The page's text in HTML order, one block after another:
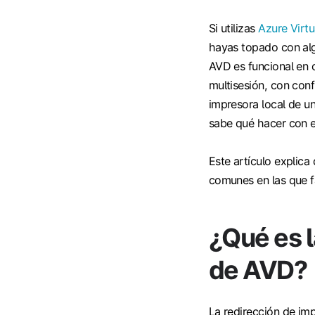
Si utilizasAzure
hayas topado con
AVD es funcional en
multisesión, con
impresora local de
sabe qué hacer con
Este artículo explica
comunes en las que
¿Qué es
de AVD?
La redirección de